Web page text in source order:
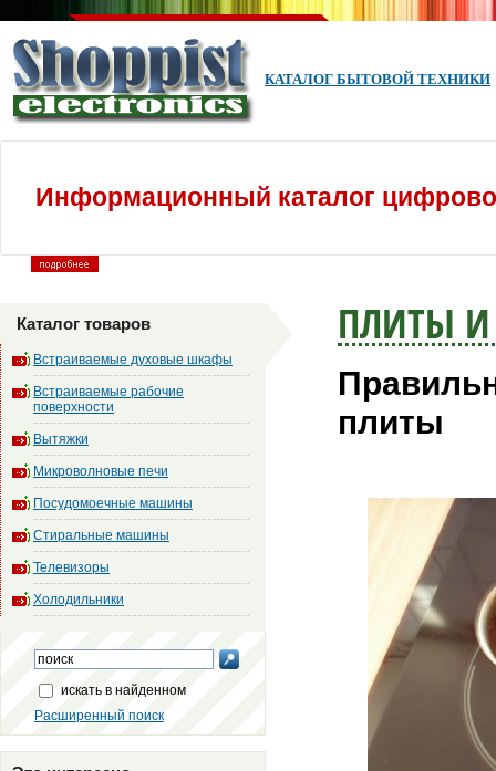
КАТАЛОГ БЫТОВОЙ ТЕХНИКИ
Информационный каталог
Каталог товаров
Встраиваемые духовые шкафы
Встраиваемые рабочие
поверхности
Вытяжки
Микроволновые печи
Посудомоечные машины
Стиральные машины
Телевизоры
Холодильники
искать в найденном
Расширенный поиск
ПЛИТЫ
плиты